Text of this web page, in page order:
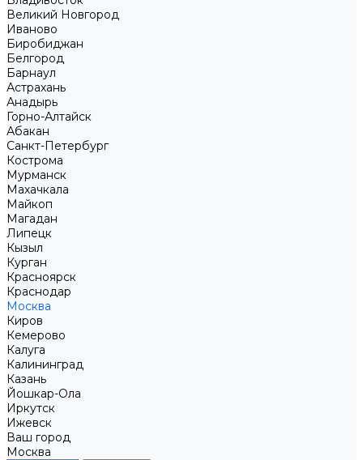
Великий Новгород
Иваново
Биробиджан
Белгород
Барнаул
Астрахань
Анадырь
Горно-Алтайск
Абакан
Санкт-Петербург
Кострома
Мурманск
Махачкала
Майкоп
Магадан
Липецк
Кызыл
Курган
Красноярск
Краснодар
Москва
Киров
Кемерово
Калуга
Калининград
Казань
Йошкар-Ола
Иркутск
Ижевск
Ваш город
Москва